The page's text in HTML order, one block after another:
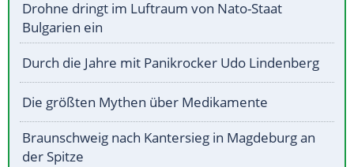
Drohne dringt im Luftraum von Nato-Staat
Bulgarien ein
Durch die Jahre mit Panikrocker Udo Lindenberg
Die größten Mythen über Medikamente
Braunschweig nach Kantersieg in Magdeburg an
der Spitze